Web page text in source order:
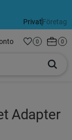
PrivatFöretag
Favoriter
Antal
0 0
Adapter